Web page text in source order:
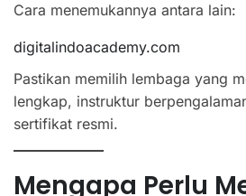
Cara menemukannya antara lain:
digitalindoacademy.com
Pastikan memilih lembaga yang
lengkap, instruktur
sertifikat resmi.
Mengapa Perlu